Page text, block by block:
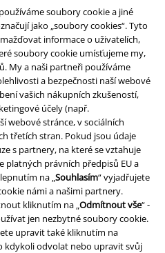
soubory cookie a jiné
jako „soubory cookies“. Tyto
informace o uživatelích,
soubory cookie umísťujeme my,
My a naši partneři používáme
a bezpečnosti naší webové
vašich nákupních zkušeností,
účely (např.
webové stránce, v sociálních
třetích stran. Pokud jsou údaje
s partnery, na které se vztahuje
právních předpisů EU a
na „Souhlasím“ vyjadřujete
námi a našimi partnery.
kliknutím na „Odmítnout vše“ -
jen nezbytné soubory cookie.
upravit také kliknutím na
kdykoli odvolat nebo upravit svůj
zdarma a využijte všechny nové
a výhody!
Group Company